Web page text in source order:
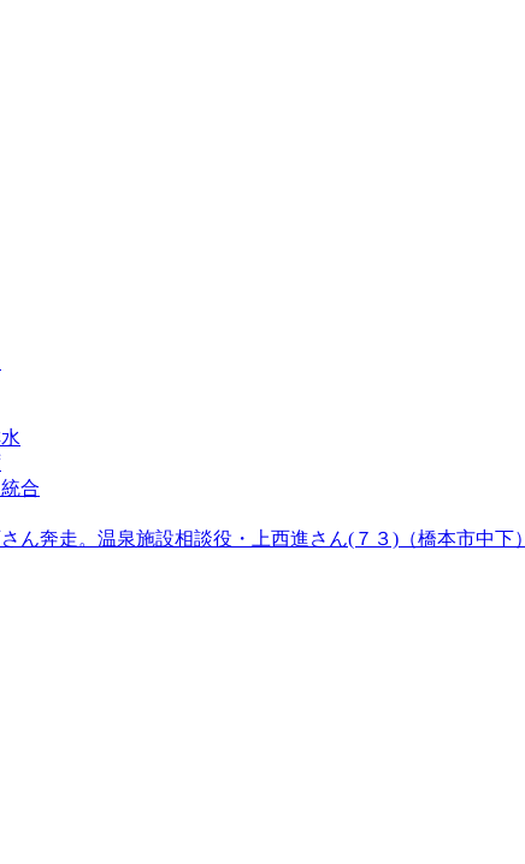
合
ん奔走。温泉施設相談役・上西進さん(７３)（橋本市中下）